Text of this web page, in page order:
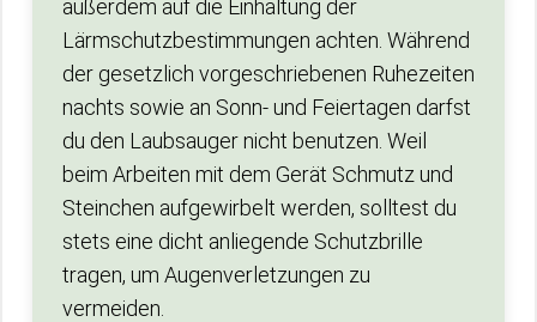
außerdem auf die Einhaltung der
Lärmschutzbestimmungen achten. Während
der gesetzlich vorgeschriebenen Ruhezeiten
nachts sowie an Sonn- und Feiertagen darfst
du den Laubsauger nicht benutzen. Weil
beim Arbeiten mit dem Gerät Schmutz und
Steinchen aufgewirbelt werden, solltest du
stets eine dicht anliegende Schutzbrille
tragen, um Augenverletzungen zu
vermeiden.